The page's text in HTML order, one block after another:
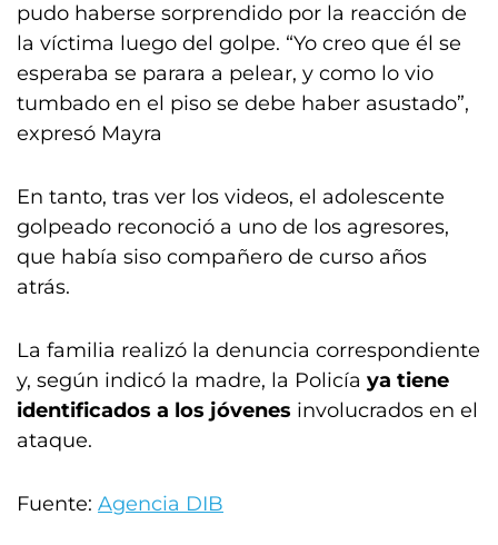
pudo haberse sorprendido por la reacción de
la víctima luego del golpe. “Yo creo que él se
esperaba se parara a pelear, y como lo vio
tumbado en el piso se debe haber asustado”,
expresó Mayra
En tanto, tras ver los videos, el adolescente
golpeado reconoció a uno de los agresores,
que había siso compañero de curso años
atrás.
La familia realizó la denuncia correspondiente
y, según indicó la madre, la Policía ya tiene
identificados a los jóvenes involucrados en el
ataque.
Fuente: Agencia DIB